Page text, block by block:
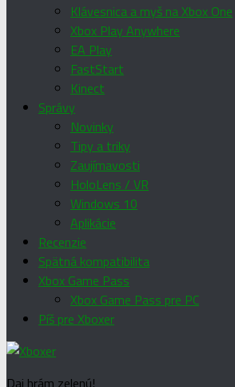
Klávesnica a myš na Xbox One
Xbox Play Anywhere
EA Play
FastStart
Kinect
Správy
Novinky
Tipy a triky
Zaujímavosti
HoloLens / VR
Windows 10
Aplikácie
Recenzie
Spätná kompatibilita
Xbox Game Pass
Xbox Game Pass pre PC
Píš pre Xboxer
Daj hrám zelenú!